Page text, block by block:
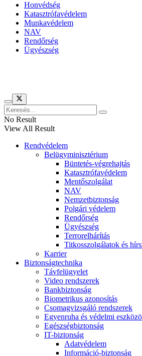
Honvédség
Katasztrófavédelem
Munkavédelem
NAV
Rendőrség
Ügyészség
No Result
View All Result
Rendvédelem
Belügyminisztérium
Büntetés-végrehajtás
Katasztrófavédelem
Mentőszolgálat
NAV
Nemzetbiztonság
Polgári védelem
Rendőrség
Ügyészség
Terrorelhárítás
Titkosszolgálatok és
Karrier
Biztonságtechnika
Távfelügyelet
Video rendszerek
Bankbiztonság
Biometrikus azonosítás
Csomagvizsgáló rendszerek
Egyenruha és védelmi
Egészségbiztonság
IT-biztonság
Adatvédelem
Információ-biztonság